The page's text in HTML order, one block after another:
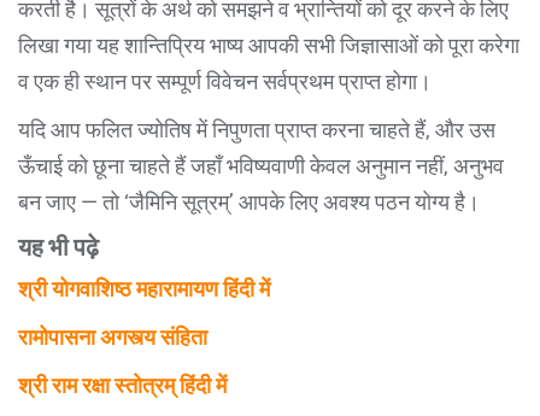
करती है। सूत्रों के अर्थ को समझने व भ्रान्तियों को दूर करने के लिए
लिखा गया यह शान्तिप्रिय भाष्य आपकी सभी जिज्ञासाओं को पूरा करेगा
व एक ही स्थान पर सम्पूर्ण विवेचन सर्वप्रथम प्राप्त होगा।
यदि आप फलित ज्योतिष में निपुणता प्राप्त करना चाहते हैं, और उस
ऊँचाई को छूना चाहते हैं जहाँ भविष्यवाणी केवल अनुमान नहीं, अनुभव
बन जाए — तो ‘जैमिनि सूत्रम्’ आपके लिए अवश्य पठन योग्य है।
यह भी पढ़े
श्री योगवाशिष्ठ महारामायण हिंदी में
रामोपासना अगस्त्य संहिता
श्री राम रक्षा स्तोत्रम् हिंदी में